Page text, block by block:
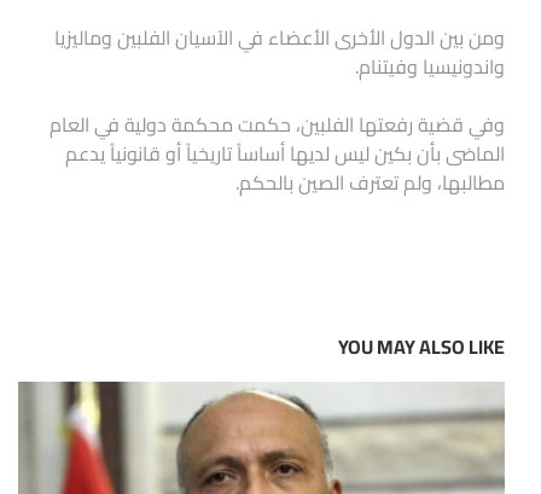
ومن بين الدول الأخرى الأعضاء في الآسيان الفلبين وماليزيا
واندونيسيا وفيتنام.
وفي قضية رفعتها الفلبين، حكمت محكمة دولية في العام
الماضى بأن بكين ليس لديها أساساً تاريخياً أو قانونياً يدعم
مطالبها، ولم تعترف الصين بالحكم.
YOU MAY ALSO LIKE